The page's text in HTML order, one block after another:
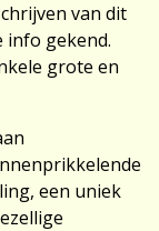
van dit
info gekend.
grote en
een uniek